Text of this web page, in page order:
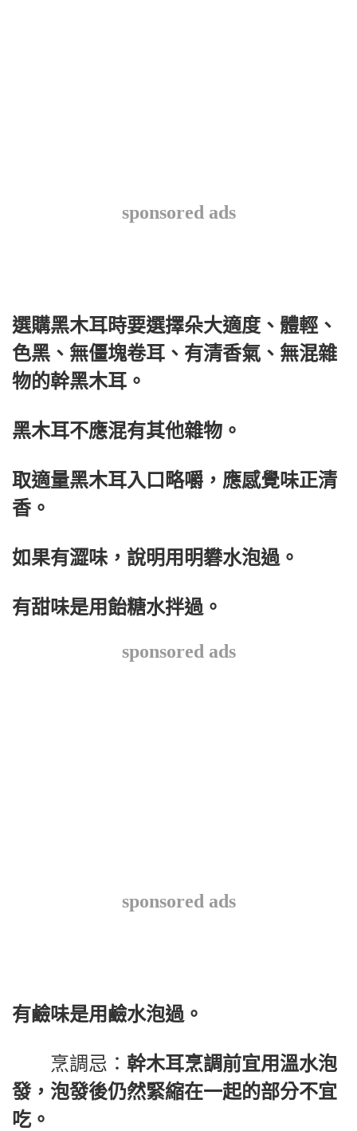
sponsored ads
選購黑木耳時要選擇朵大適度、體輕、
色黑、無僵塊卷耳、有清香氣、無混雜
物的幹黑木耳。
黑木耳不應混有其他雜物。
取適量黑木耳入口略嚼，應感覺味正清
香。
如果有澀味，說明用明礬水泡過。
有甜味是用飴糖水拌過。
sponsored ads
sponsored ads
有鹼味是用鹼水泡過。
烹調忌： 幹木耳烹調前宜用溫水泡
發，泡發後仍然緊縮在一起的部分不宜
吃。